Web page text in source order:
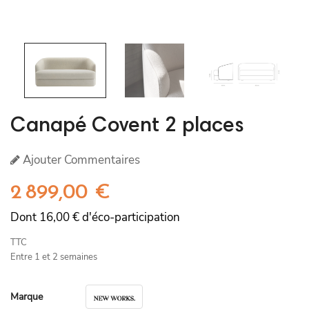
Canapé Covent 2 places
Ajouter Commentaires
2 899,00 €
Dont 16,00 € d'éco-participation
TTC
Entre 1 et 2 semaines
Marque